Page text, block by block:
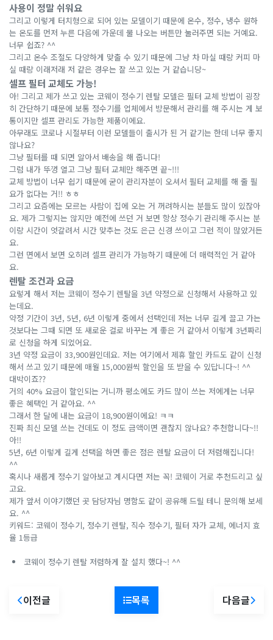
사용이 정말 쉬워요
그리고 이렇게 터치형으로 되어 있는 모델이기 때문에 온수, 정수, 냉수 원하
는 온도를 먼저 누른 다음에 가운데 물 나오는 버튼만 눌러주면 되는 거예요.
너무 쉽죠? ^^
그리고 온수 조절도 다양하게 맞출 수 있기 때문에 그냥 차 마실 때랑 커피 마
실 때랑 이래저래 저 같은 경우는 잘 쓰고 있는 거 같습니당~
셀프 필터 교체도 가능!
아! 그리고 제가 쓰고 있는 코웨이 정수기 렌탈 모델은 필터 교체 방법이 굉장
히 간단하기 때문에 보통 정수기를 업체에서 방문해서 관리를 해 주시는 게 보
통이지만 셀프 관리도 가능한 제품이에요.
아무래도 코로나 시절부터 이런 모델들이 출시가 된 거 같기는 한데 너무 좋지
않나요?
그냥 필터를 때 되면 알아서 배송을 해 줍니다!
그럼 내가 뚜껑 열고 그냥 필터 교체만 해주면 끝~!!!
교체 방법이 너무 쉽기 때문에 굳이 관리자분이 오셔서 필터 교체를 해 줄 필
요가 없다는 거!! ㅎㅎ
그리고 요즘에는 모르는 사람이 집에 오는 거 꺼려하시는 분들도 많이 있잖아
요. 제가 그렇지는 않지만 예전에 쓰던 거 보면 항상 정수기 관리해 주시는 분
이랑 시간이 엇갈려서 시간 맞추는 것도 은근 신경 쓰이고 그런 적이 많았거든
요.
그런 면에서 보면 오히려 셀프 관리가 가능하기 때문에 더 매력적인 거 같아
요.
렌탈 조건과 요금
요렇게 해서 저는 코웨이 정수기 렌탈을 3년 약정으로 신청해서 사용하고 있
는데요.
약정 기간이 3년, 5년, 6년 이렇게 중에서 선택인데 저는 너무 길게 끌고 가는
것보다는 그때 되면 또 새로운 걸로 바꾸는 게 좋은 거 같아서 이렇게 3년짜리
로 신청을 하게 되었어요.
3년 약정 요금이 33,900원인데요. 저는 여기에서 제휴 할인 카드도 같이 신청
해서 쓰고 있기 때문에 매월 15,000원씩 할인을 또 받을 수 있답니다~! ^^
대박이죠??
거의 40% 요금이 할인되는 거니까 평소에도 카드 많이 쓰는 저에게는 너무
좋은 혜택인 거 같아요. ^^
그래서 한 달에 내는 요금이 18,900원이에요! ㅋㅋ
진짜 최신 모델 쓰는 건데도 이 정도 금액이면 괜찮지 않나요? 추천합니다~!!
아!!
5년, 6년 이렇게 길게 선택을 하면 좋은 점은 렌탈 요금이 더 저렴해집니다!
^^
혹시나 새롭게 정수기 알아보고 계시다면 저는 꼭! 코웨이 거로 추천드리고 싶
고요.
제가 앞서 이야기했던 곳 담당자님 명함도 같이 공유해 드릴 테니 문의해 보세
요. ^^
키워드: 코웨이 정수기, 정수기 렌탈, 직수 정수기, 필터 자가 교체, 에너지 효
율 1등급
코웨이 정수기 렌탈 저렴하게 잘 설치 했다~! ^^
이전글 목록 다음글